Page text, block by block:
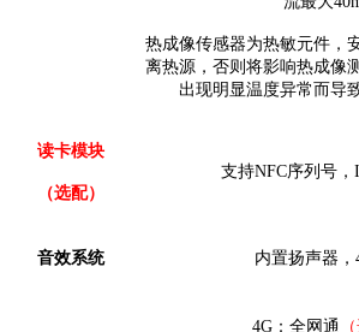
热成像传感器为热敏元件，
离热源，否则将影响热成像
出现明显温度异常而导
读卡模块
（选配）
支持NFC序列号
音效系统 内置扬声器，
4G：全网通